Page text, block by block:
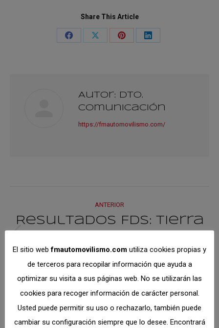
Share This Article
Share
Share
Share
Share
Autor: Dto.
Comunicación
https://fmautomovilismo.com/
Navegación
entre
ANTERIOR
anterior:
Resultados FdS: Tierra
en Jarama
SIGUIENTE
Publicación
siguiente:
Agenda FdS: XVI T.C.
Subida La Cabrera
El sitio webfmautomovilismo.com utiliza cookies propias y
de terceros para recopilar información que ayuda a
optimizar su visita a sus páginas web. No se utilizarán las
cookies para recoger información de carácter personal.
Usted puede permitir su uso o rechazarlo, también puede
cambiar su configuración siempre que lo desee. Encontrará